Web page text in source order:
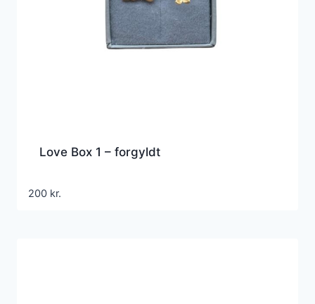
Love Box 1 – forgyldt
200 kr.